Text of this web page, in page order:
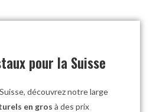
pour la Suisse
découvrez notre large
en gros à des prix